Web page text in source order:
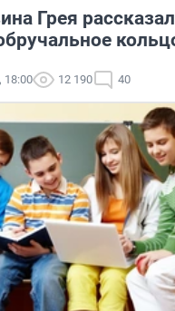
Грея
18:00 12 190 40